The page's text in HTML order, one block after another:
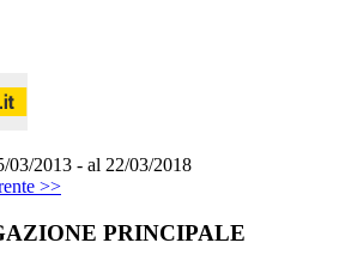
03/2013 - al 22/03/2018
>>
PRINCIPALE